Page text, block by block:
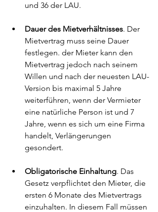
und 36 der LAU.
Dauer des Mietverhältnisses. Der
Mietvertrag muss seine Dauer
festlegen. der Mieter kann den
Mietvertrag jedoch nach seinem
Willen und nach der neuesten LAU-
Version bis maximal 5 Jahre
weiterführen, wenn der Vermieter
eine natürliche Person ist und 7
Jahre, wenn es sich um eine Firma
handelt, Verlängerungen
gesondert.
Obligatorische Einhaltung. Das
Gesetz verpflichtet den Mieter, die
ersten 6 Monate des Mietvertrags
einzuhalten. In diesem Fall müssen